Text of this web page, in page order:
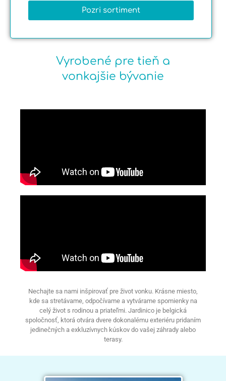
Pozri sortiment
Vyrobené pre tieň a
vonkajšie bývanie
Nechajte sa nami inšpirovať pre život vonku. Krásne miesto,
kde sa stretávame, odpočívame a vytvárame spomienky na
celý život s rodinou a priateľmi. Jardinico je belgická
spoločnosť, ktorá otvára dvere dokonalému exteriéru pridaním
jedinečných a exkluzívnych kúskov do vašej záhrady alebo
terasy.